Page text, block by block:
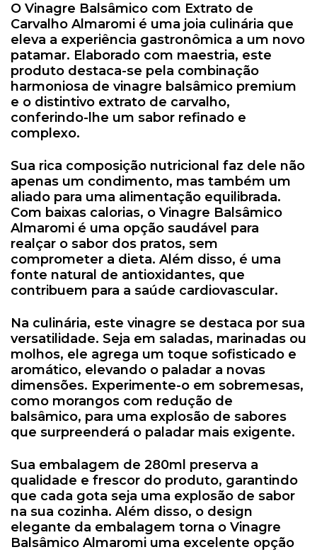
O Vinagre Balsâmico com Extrato de
Carvalho Almaromi é uma joia culinária que
eleva a experiência gastronômica a um novo
patamar. Elaborado com maestria, este
produto destaca-se pela combinação
harmoniosa de vinagre balsâmico premium
e o distintivo extrato de carvalho,
conferindo-lhe um sabor refinado e
complexo.
Sua rica composição nutricional faz dele não
apenas um condimento, mas também um
aliado para uma alimentação equilibrada.
Com baixas calorias, o Vinagre Balsâmico
Almaromi é uma opção saudável para
realçar o sabor dos pratos, sem
comprometer a dieta. Além disso, é uma
fonte natural de antioxidantes, que
contribuem para a saúde cardiovascular.
Na culinária, este vinagre se destaca por sua
versatilidade. Seja em saladas, marinadas ou
molhos, ele agrega um toque sofisticado e
aromático, elevando o paladar a novas
dimensões. Experimente-o em sobremesas,
como morangos com redução de
balsâmico, para uma explosão de sabores
que surpreenderá o paladar mais exigente.
Sua embalagem de 280ml preserva a
qualidade e frescor do produto, garantindo
que cada gota seja uma explosão de sabor
na sua cozinha. Além disso, o design
elegante da embalagem torna o Vinagre
Balsâmico Almaromi uma excelente opção